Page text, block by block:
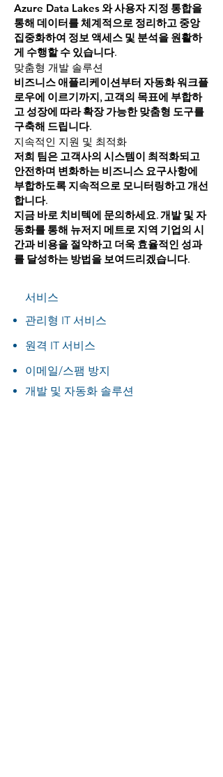
Azure Data Lakes와 사용자 지정 통합을
통해 데이터를 체계적으로 정리하고 중앙
집중화하여 정보 액세스 및 분석을 원활하
게 수행할 수 있습니다.
맞춤형 개발 솔루션
비즈니스 애플리케이션부터 자동화 워크플
로우에 이르기까지, 고객의 목표에 부합하
고 성장에 따라 확장 가능한 맞춤형 도구를
구축해 드립니다.
지속적인 지원 및 최적화
저희 팀은 고객사의 시스템이 최적화되고
안전하며 변화하는 비즈니스 요구사항에
부합하도록 지속적으로 모니터링하고 개선
합니다.
지금 바로 치비텍에 문의하세요. 개발 및 자
동화를 통해 뉴저지 메트로 지역 기업의 시
간과 비용을 절약하고 더욱 효율적인 성과
를 달성하는 방법을 보여드리겠습니다.
서비스
관리형 IT 서비스
원격 IT 서비스
이메일/스팸 방지
개발 및 자동화 솔루션